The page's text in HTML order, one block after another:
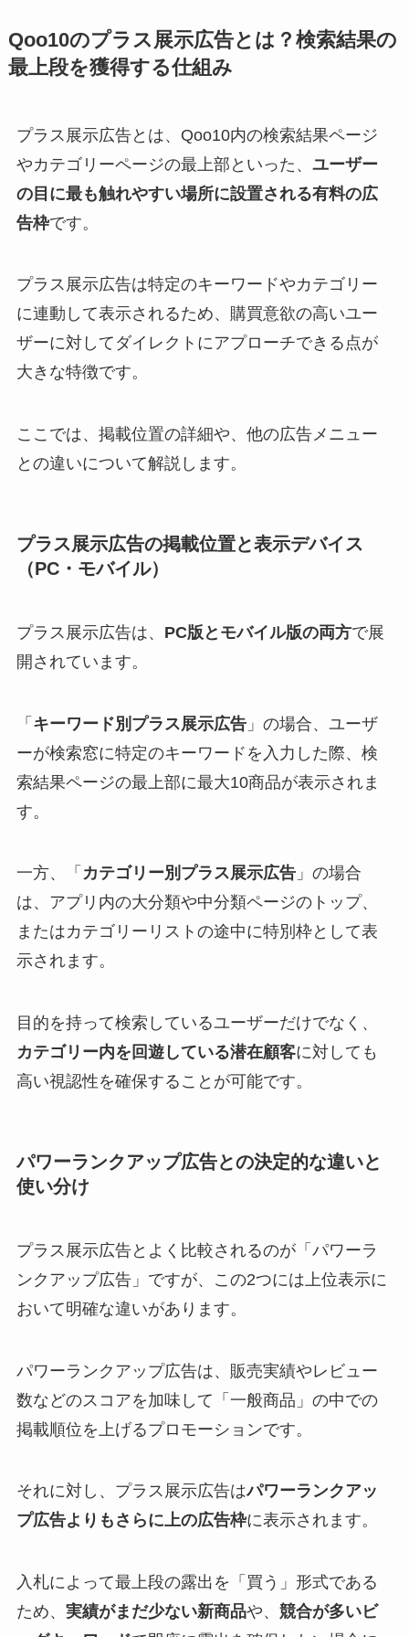
Qoo10のプラス展示広告とは？検索結果の
最上段を獲得する仕組み
プラス展示広告とは、Qoo10内の検索結果ページ
やカテゴリーページの最上部といった、 ユーザー
の目に最も触れやすい場所に設置される有料の広
告枠です。
プラス展示広告は特定のキーワードやカテゴリー
に連動して表示されるため、購買意欲の高いユー
ザーに対してダイレクトにアプローチできる点が
大きな特徴です。
ここでは、掲載位置の詳細や、他の広告メニュー
との違いについて解説します。
プラス展示広告の掲載位置と表示デバイス
（PC・モバイル）
プラス展示広告は、 PC版とモバイル版の両方で展
開されています。
「 キーワード別プラス展示広告」の場合、ユーザ
ーが検索窓に特定のキーワードを入力した際、検
索結果ページの最上部に最大10商品が表示されま
す。
一方、「 カテゴリー別プラス展示広告」の場合
は、アプリ内の大分類や中分類ページのトップ、
またはカテゴリーリストの途中に特別枠として表
示されます。
目的を持って検索しているユーザーだけでなく、
カテゴリー内を回遊している潜在顧客に対しても
高い視認性を確保することが可能です。
パワーランクアップ広告との決定的な違いと
使い分け
プラス展示広告とよく比較されるのが「パワーラ
ンクアップ広告」ですが、この2つには上位表示に
おいて明確な違いがあります。
パワーランクアップ広告は、販売実績やレビュー
数などのスコアを加味して「一般商品」の中での
掲載順位を上げるプロモーションです。
それに対し、プラス展示広告はパワーランクアッ
プ広告よりもさらに上の広告枠に表示されます。
入札によって最上段の露出を「買う」形式である
ため、 実績がまだ少ない新商品や、 競合が多いビ